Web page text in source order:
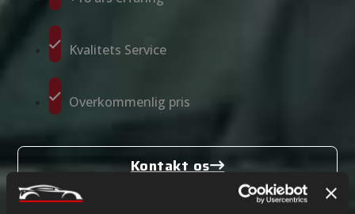
Kvalitets Service
Overkommenlig pris
Kontakt os